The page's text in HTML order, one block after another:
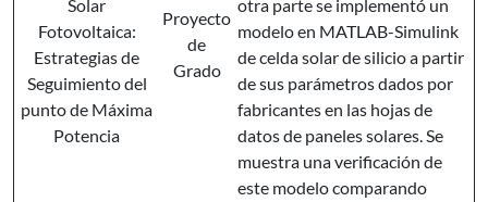
Solar
Fotovoltaica:
Estrategias de
Seguimiento del
punto de Máxima
Potencia
Proyecto
de
Grado
otra parte se implementó un
modelo en MATLAB-Simulink
de celda solar de silicio a partir
de sus parámetros dados por
fabricantes en las hojas de
datos de paneles solares. Se
muestra una verificación de
este modelo comparando